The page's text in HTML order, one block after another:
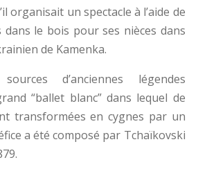
organisait un spectacle à l’aide de
dans le bois pour ses nièces dans
de Kamenka.
d’anciennes légendes
“ballet blanc” dans lequel de
transformées en cygnes par un
a été composé par Tchaïkovski